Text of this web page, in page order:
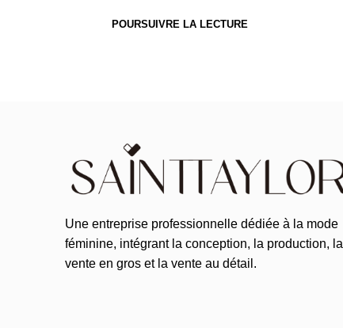
POURSUIVRE LA LECTURE
Une entreprise professionnelle dédiée à la mode
féminine, intégrant la conception, la production, la
vente en gros et la vente au détail.